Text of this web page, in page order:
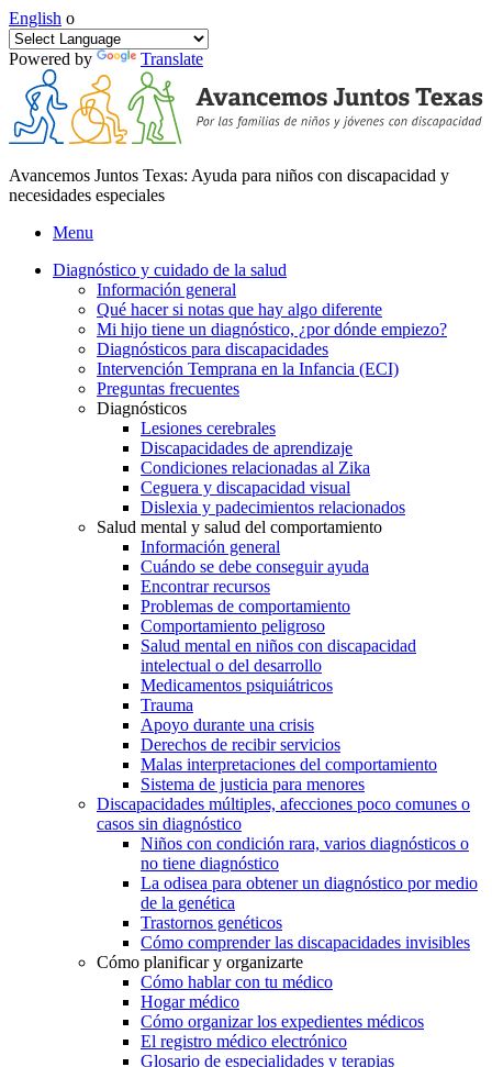
English o
Powered by Translate
Avancemos Juntos Texas: Ayuda para niños con discapacidad y
necesidades especiales
Menu
Diagnóstico y cuidado de la salud
Información general
Qué hacer si notas que hay algo diferente
Mi hijo tiene un diagnóstico, ¿por dónde empiezo?
Diagnósticos para discapacidades
Intervención Temprana en la Infancia (ECI)
Preguntas frecuentes
Diagnósticos
Lesiones cerebrales
Discapacidades de aprendizaje
Condiciones relacionadas al Zika
Ceguera y discapacidad visual
Dislexia y padecimientos relacionados
Salud mental y salud del comportamiento
Información general
Cuándo se debe conseguir ayuda
Encontrar recursos
Problemas de comportamiento
Comportamiento peligroso
Salud mental en niños con discapacidad
intelectual o del desarrollo
Medicamentos psiquiátricos
Trauma
Apoyo durante una crisis
Derechos de recibir servicios
Malas interpretaciones del comportamiento
Sistema de justicia para menores
Discapacidades múltiples, afecciones poco comunes o
casos sin diagnóstico
Niños con condición rara, varios diagnósticos o
no tiene diagnóstico
La odisea para obtener un diagnóstico por medio
de la genética
Trastornos genéticos
Cómo comprender las discapacidades invisibles
Cómo planificar y organizarte
Cómo hablar con tu médico
Hogar médico
Cómo organizar los expedientes médicos
El registro médico electrónico
Glosario de especialidades y terapias